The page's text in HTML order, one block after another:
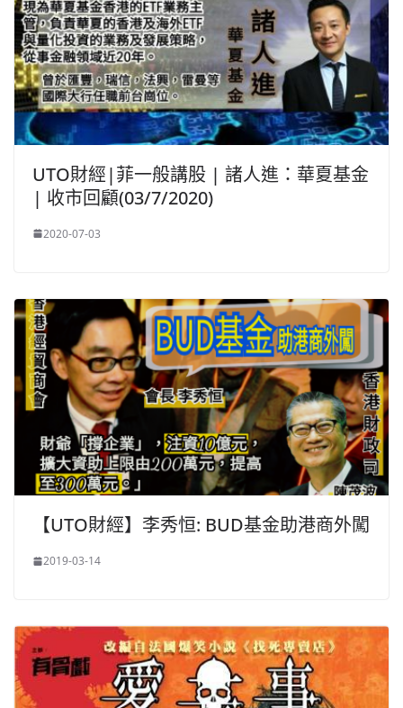
UTO財經|菲一般講股 | 諸人進：華夏基金
| 收市回顧(03/7/2020)
2020-07-03
【UTO財經】李秀恒: BUD基金助港商外闖
2019-03-14